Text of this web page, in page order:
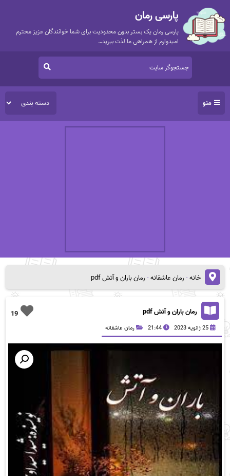
پارسی رمان
پارسی رمان یک بستر بدون محدودیت برای شما خوانندگان عزیز محترم
امیدوارم از همراهی ما لذت ببرید…
منو
خانه-رمان عاشقانه-رمان باران و آتش pdf
19 رمان باران و آتش pdf
25 ژانویه 2023 21:44 رمان عاشقانه